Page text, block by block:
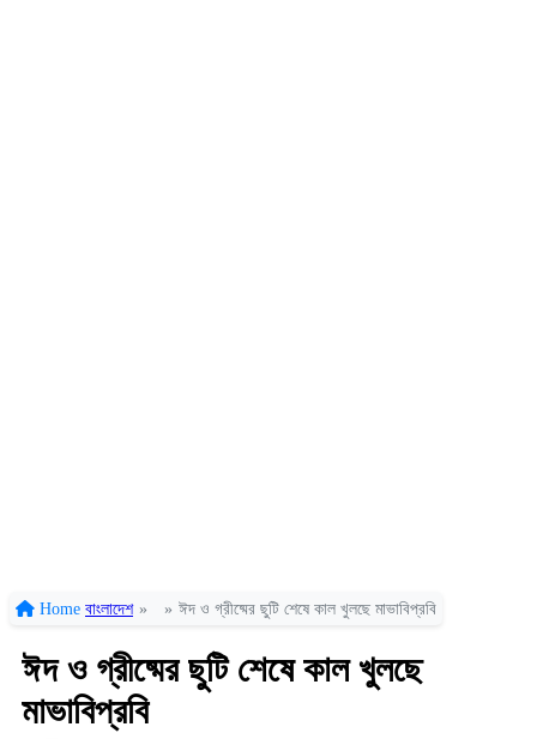
Home বাংলাদেশ » » ‎ঈদ ও গ্রীষ্মের ছুটি শেষে কাল খুলছে মাভাবিপ্রবি
‎ঈদ ও গ্রীষ্মের ছুটি শেষে কাল খুলছে
মাভাবিপ্রবি